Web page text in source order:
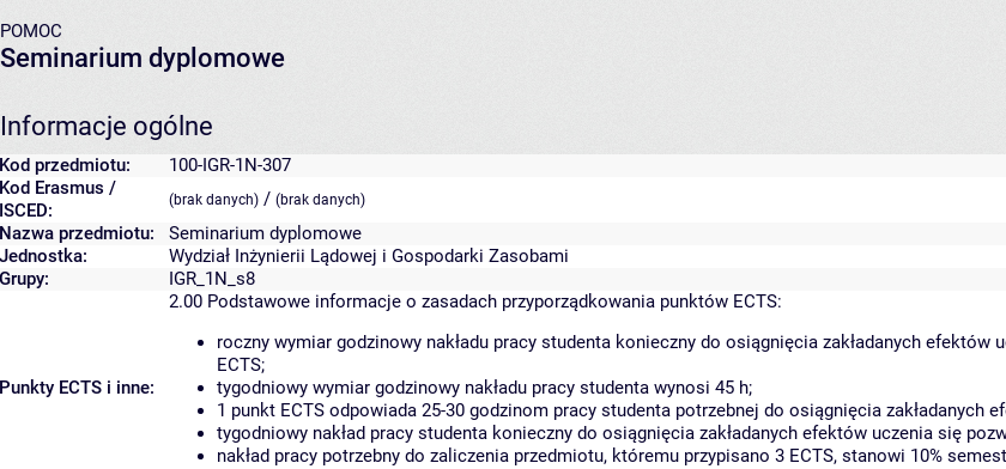
POMOC
Seminarium dyplomowe
Informacje ogólne
Kod przedmiotu:
100-IGR-1N-307
Kod Erasmus /
ISCED:
(brak danych) / (brak danych)
Nazwa przedmiotu:
Seminarium dyplomowe
Jednostka:
Wydział Inżynierii Lądowej i Gospodarki Zasobami
Grupy:
IGR_1N_s8
Punkty ECTS i inne:
2.00 Podstawowe informacje o zasadach przyporządkowania punktów ECTS:
roczny wymiar godzinowy nakładu pracy studenta konieczny do osiągnięcia zakładanych
ECTS;
tygodniowy wymiar godzinowy nakładu pracy studenta wynosi 45 h;
1 punkt ECTS odpowiada 25-30 godzinom pracy studenta potrzebnej do osiągnięcia zakładanych
tygodniowy nakład pracy studenta konieczny do osiągnięcia zakładanych efektów uczenia się
nakład pracy potrzebny do zaliczenia przedmiotu, któremu przypisano 3 ECTS, stanowi 10%